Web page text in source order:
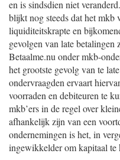
en is sindsdien niet
blijkt nog steeds dat het mkb
liquiditeitskrapte en
gevolgen van late betalingen
Betaalme.nu onder mkb-
het grootste gevolg van te
ondervraagden ervaart
voorraden en debiteuren te
mkb’ers in de regel over
afhankelijk zijn van een
ondernemingen is het, in
ingewikkelder om kapitaal